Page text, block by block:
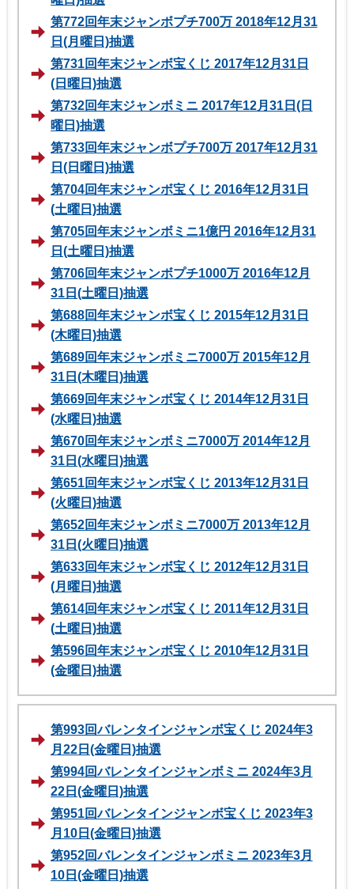
第772回年末ジャンボプチ700万 2018年12月31
日(月曜日)抽選
第731回年末ジャンボ宝くじ 2017年12月31日
(日曜日)抽選
第732回年末ジャンボミニ 2017年12月31日(日
曜日)抽選
第733回年末ジャンボプチ700万 2017年12月31
日(日曜日)抽選
第704回年末ジャンボ宝くじ 2016年12月31日
(土曜日)抽選
第705回年末ジャンボミニ1億円 2016年12月31
日(土曜日)抽選
第706回年末ジャンボプチ1000万 2016年12月
31日(土曜日)抽選
第688回年末ジャンボ宝くじ 2015年12月31日
(木曜日)抽選
第689回年末ジャンボミニ7000万 2015年12月
31日(木曜日)抽選
第669回年末ジャンボ宝くじ 2014年12月31日
(水曜日)抽選
第670回年末ジャンボミニ7000万 2014年12月
31日(水曜日)抽選
第651回年末ジャンボ宝くじ 2013年12月31日
(火曜日)抽選
第652回年末ジャンボミニ7000万 2013年12月
31日(火曜日)抽選
第633回年末ジャンボ宝くじ 2012年12月31日
(月曜日)抽選
第614回年末ジャンボ宝くじ 2011年12月31日
(土曜日)抽選
第596回年末ジャンボ宝くじ 2010年12月31日
(金曜日)抽選
第993回バレンタインジャンボ宝くじ 2024年3
月22日(金曜日)抽選
第994回バレンタインジャンボミニ 2024年3月
22日(金曜日)抽選
第951回バレンタインジャンボ宝くじ 2023年3
月10日(金曜日)抽選
第952回バレンタインジャンボミニ 2023年3月
10日(金曜日)抽選